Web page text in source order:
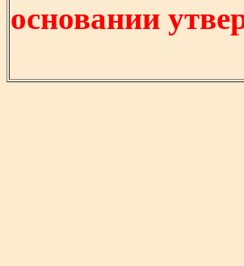
основании